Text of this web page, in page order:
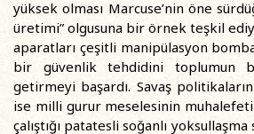
yüksek olması Marcuse’nin öne
üretimi” olgusuna bir örnek teşkil
aparatları çeşitli manipülasyon
bir güvenlik tehdidini toplumun
getirmeyi başardı. Savaş
ise milli gurur meselesinin
çalıştığı patatesli soğanlı